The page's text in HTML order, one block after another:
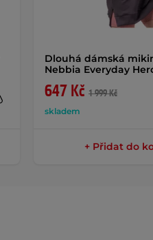
Dlouhá dámská
Nebbia Everyday
647 Kč 1 999 Kč
skladem
+ Přidat do